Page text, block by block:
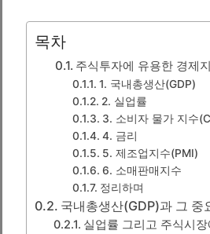
목차
주식투자에 유용한 경제
1. 국내총생산(GDP)
2. 실업률
3. 소비자 물가 지수
4. 금리
5. 제조업지수(PMI)
6. 소매판매지수
정리하며
국내총생산(GDP)과 그 중
실업률 그리고 주식시